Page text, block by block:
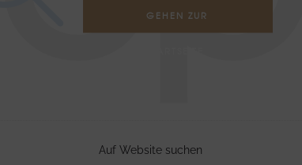
GEHEN ZUR
Auf Website suchen